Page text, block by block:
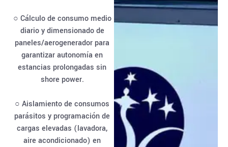
○ Cálculo de consumo medio
diario y dimensionado de
paneles/aerogenerador para
garantizar autonomía en
estancias prolongadas sin
shore power.
○ Aislamiento de consumos
parásitos y programación de
cargas elevadas (lavadora,
aire acondicionado) en